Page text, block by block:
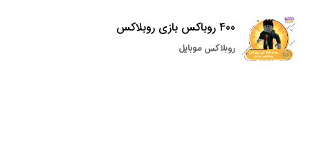
400 روباکس بازی روبلاکس
روبلاکس موبایل